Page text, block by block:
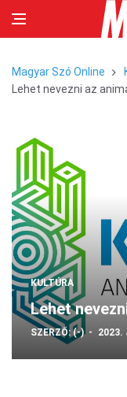
Magyar Szó Online
Lehet nevezni az
KULTÚRA
Lehet
SZERZŐ: (-) 2023.